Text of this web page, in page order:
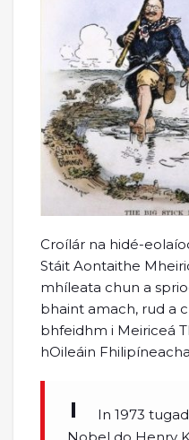
Croílár na hidé-
Stáit Aontaithe
mhíleata chun a
bhaint amach, rud a
bhfeidhm i Meiriceá
hOileáin
In 1973